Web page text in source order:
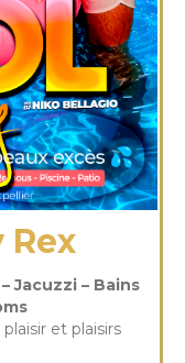
Rex
Jacuzzi – Bains
et plaisirs